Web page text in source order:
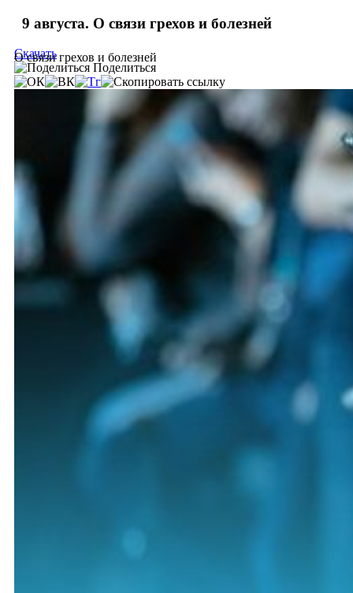
9 августа. О связи грехов и болезней
О связи грехов и болезней
Скачать
Поделиться